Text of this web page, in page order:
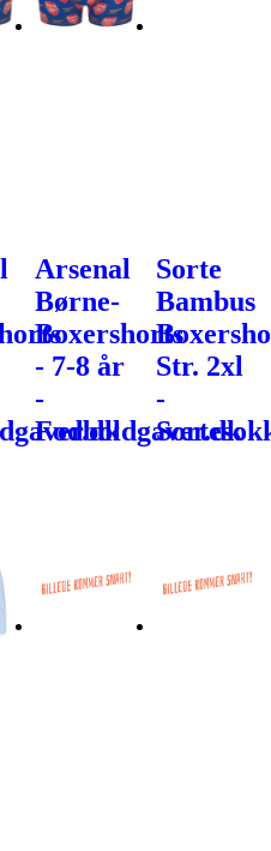
Arsenal
Børne-
Boxershorts
- 7-8 år
-
Fodboldgaver.dk
Sorte
Bambus
Str. 2xl
-